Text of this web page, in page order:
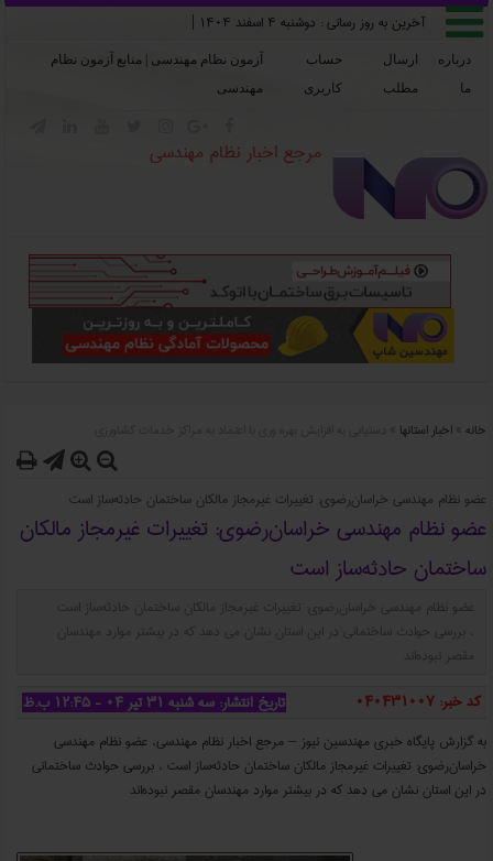
 آخرین به روز رسانی : دوشنبه ۴ اسفند ۱۴۰۴ |
درباره
ما
ارسال
مطلب
حساب
کاربری
آزمون نظام مهندسی | منابع آزمون نظام
مهندسی
مرجع اخبار نظام مهندسی
خانه »اخبار استانها
   
عضو نظام مهندسی خراسان‌رضوی: تغییرات غیرمجاز مالکان ساختمان حادثه‌ساز است
عضو نظام مهندسی خراسان‌رضوی: تغییرات غیرمجاز مالکان
ساختمان حادثه‌ساز است
کد خبر: 040431007 تاریخ انتشار: سه شنبه ۳۱ تیر ۰۴ - ۱۲:۴۵ ب.ظ
به گزارش پایگاه خبری مهندسین نیوز – مرجع اخبار نظام مهندسی، عضو نظام مهندسی
خراسان‌رضوی: تغییرات غیرمجاز مالکان ساختمان حادثه‌ساز است ، بررسی حوادث ساختمانی
در این استان نشان می دهد که در بیشتر موارد مهندسان مقصر نبوده‌اند